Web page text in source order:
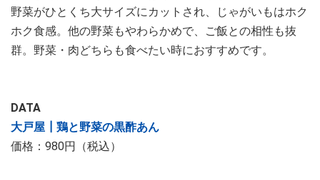
野菜がひとくち大サイズにカットされ、じゃがいもはホク
ホク食感。他の野菜もやわらかめで、ご飯との相性も抜
群。野菜・肉どちらも食べたい時におすすめです。
DATA
大戸屋┃鶏と野菜の黒酢あん
価格：980円（税込）